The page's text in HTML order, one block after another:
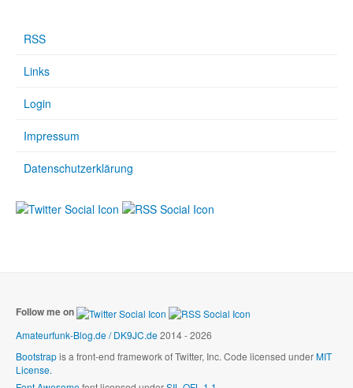
RSS
Links
Login
Impressum
Datenschutzerklärung
Follow me on
Amateurfunk-Blog.de / DK9JC.de2014 - 2026
Bootstrapis a front-end framework of Twitter, Inc. Code licensed underMIT
License.